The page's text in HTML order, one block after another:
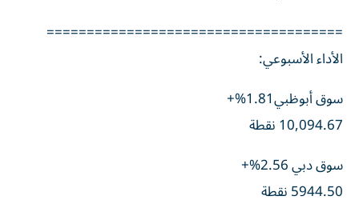
=====================================
الأداء الأسبوعي:
سوق أبوظبي1.81%+
10,094.67 نقطة
سوق دبي 2.56%+
5944.50 نقطة